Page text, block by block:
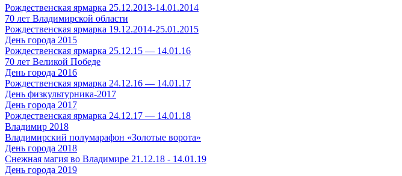
Рождественская ярмарка 25.12.2013-14.01.2014
70 лет Владимирской области
Рождественская ярмарка 19.12.2014-25.01.2015
День города 2015
Рождественская ярмарка 25.12.15 — 14.01.16
70 лет Великой Победе
День города 2016
Рождественская ярмарка 24.12.16 — 14.01.17
День физкультурника-2017
День города 2017
Рождественская ярмарка 24.12.17 — 14.01.18
Владимир 2018
Владимирский полумарафон «Золотые ворота»
День города 2018
Снежная магия во Владимире 21.12.18 - 14.01.19
День города 2019